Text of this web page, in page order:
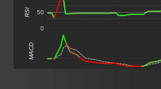
0
50
RSI
MACD